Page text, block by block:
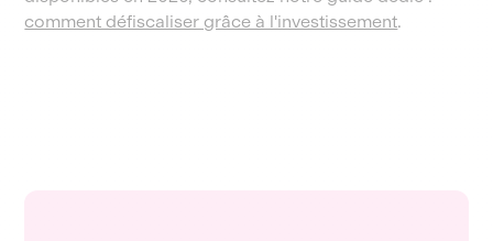
comment défiscaliser grâce à l'investissement.